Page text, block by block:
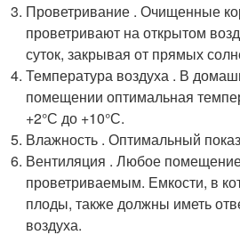
Проветривание . Очищенные
проветривают на открытом
суток, закрывая от прямых
Температура воздуха . В
помещении оптимальная
+2°С до +10°С.
Влажность . Оптимальный
Вентиляция . Любое
проветриваемым. Емкости, в
плоды, также должны иметь
воздуха.